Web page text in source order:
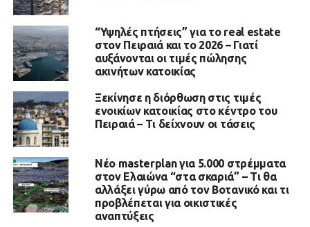
“Υψηλές πτήσεις” για το real estate
στον Πειραιά και το 2026 – Γιατί
αυξάνονται οι τιμές πώλησης
ακινήτων κατοικίας
Ξεκίνησε η διόρθωση στις τιμές
ενοικίων κατοικίας στο κέντρο του
Πειραιά – Τι δείχνουν οι τάσεις
Νέο masterplan για 5.000 στρέμματα
στον Ελαιώνα “στα σκαριά” – Τι θα
αλλάξει γύρω από τον Βοτανικό και τι
προβλέπεται για οικιστικές
αναπτύξεις